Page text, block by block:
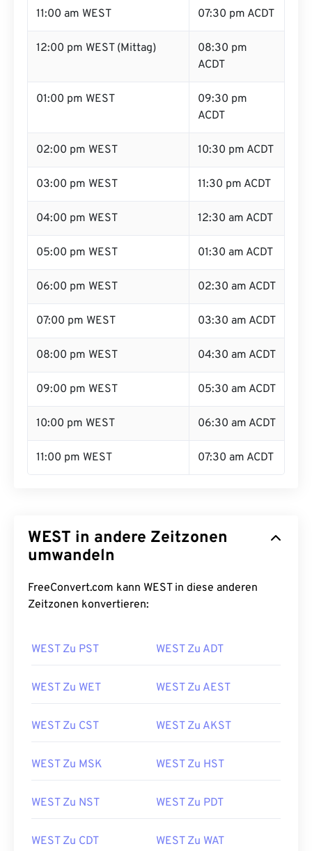
11:00 am WEST 07:30 pm ACDT
12:00 pm WEST (Mittag)
08:30 pm
ACDT
01:00 pm WEST
09:30 pm
ACDT
02:00 pm WEST 10:30 pm ACDT
03:00 pm WEST 11:30 pm ACDT
04:00 pm WEST 12:30 am ACDT
05:00 pm WEST 01:30 am ACDT
06:00 pm WEST 02:30 am ACDT
07:00 pm WEST 03:30 am ACDT
08:00 pm WEST 04:30 am ACDT
09:00 pm WEST 05:30 am ACDT
10:00 pm WEST 06:30 am ACDT
11:00 pm WEST 07:30 am ACDT
WEST in andere Zeitzonen
umwandeln
FreeConvert.com kann WEST in diese anderen
Zeitzonen konvertieren:
WEST Zu PST WEST Zu ADT
WEST Zu WET WEST Zu AEST
WEST Zu CST WEST Zu AKST
WEST Zu MSK WEST Zu HST
WEST Zu NST WEST Zu PDT
WEST Zu CDT WEST Zu WAT